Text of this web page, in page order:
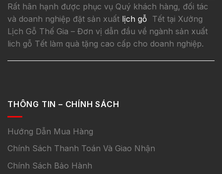
Rất hân hạnh được phục vụ Quý khách hàng, đối tác
và doanh nghiệp đặt sản xuất lịch gỗ Tết tại Xưởng
Lịch Gỗ Thế Gia – Đơn vị dẫn đầu về ngành sản xuất
lich gỗ Tết làm quà tặng cao cấp cho doanh nghiệp.
THÔNG TIN – CHÍNH SÁCH
Hướng Dẫn Mua Hàng
Chính Sách Thanh Toán Và Giao Nhận
Chính Sách Bảo Hành